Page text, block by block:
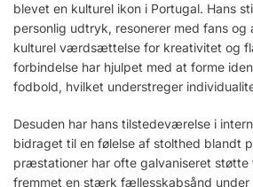
blevet en kulturel ikon i Portugal. Hans
personlig udtryk, resonerer med fans og
kulturel værdsættelse for kreativitet og
forbindelse har hjulpet med at forme
fodbold, hvilket understreger
Desuden har hans tilstedeværelse i
bidraget til en følelse af stolthed blandt
præstationer har ofte galvaniseret støtte
fremmet en stærk fællesskabsånd under